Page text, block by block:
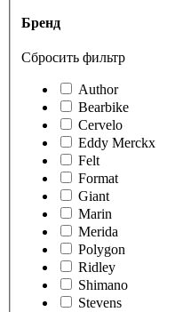
Бренд
Сбросить фильтр
Author
Bearbike
Cervelo
Eddy Merckx
Felt
Format
Giant
Marin
Merida
Polygon
Ridley
Shimano
Stevens